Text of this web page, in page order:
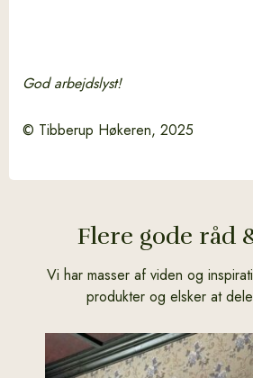
God arbejdslyst!
© Tibberup Høkeren, 2025
Flere gode råd
Vi har masser af viden og
produkter og elsker at